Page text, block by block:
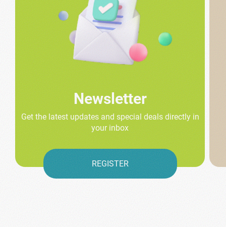
Newsletter
Get the latest updates and special deals directly in
your inbox
REGISTER